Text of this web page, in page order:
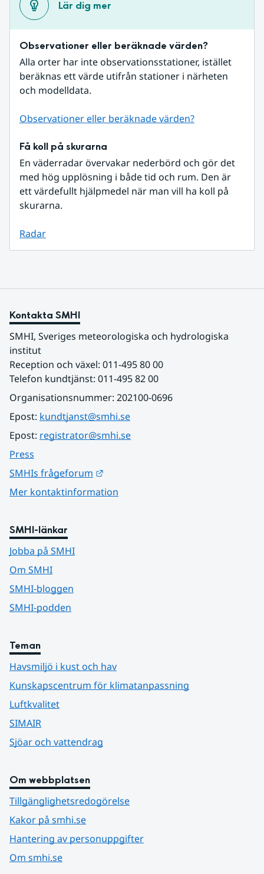
Lär dig mer
Observationer eller beräknade värden?
Alla orter har inte observationsstationer, istället
beräknas ett värde utifrån stationer i närheten
och modelldata.
Observationer eller beräknade värden?
Få koll på skurarna
En väderradar övervakar nederbörd och gör det
med hög upplösning i både tid och rum. Den är
ett värdefullt hjälpmedel när man vill ha koll på
skurarna.
Radar
Kontakta SMHI
SMHI, Sveriges meteorologiska och hydrologiska
institut
Reception och växel: 011-495 80 00
Telefon kundtjänst: 011-495 82 00
Organisationsnummer: 202100-0696
Epost: kundtjanst@smhi.se
Epost: registrator@smhi.se
Press
SMHIs frågeforum
Mer kontaktinformation
SMHI-länkar
Jobba på SMHI
Om SMHI
SMHI-bloggen
SMHI-podden
Teman
Havsmiljö i kust och hav
Kunskapscentrum för klimatanpassning
Luftkvalitet
SIMAIR
Sjöar och vattendrag
Om webbplatsen
Tillgänglighetsredogörelse
Kakor på smhi.se
Hantering av personuppgifter
Om smhi.se